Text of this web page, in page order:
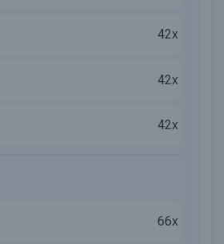
42x
42x
42x
66x